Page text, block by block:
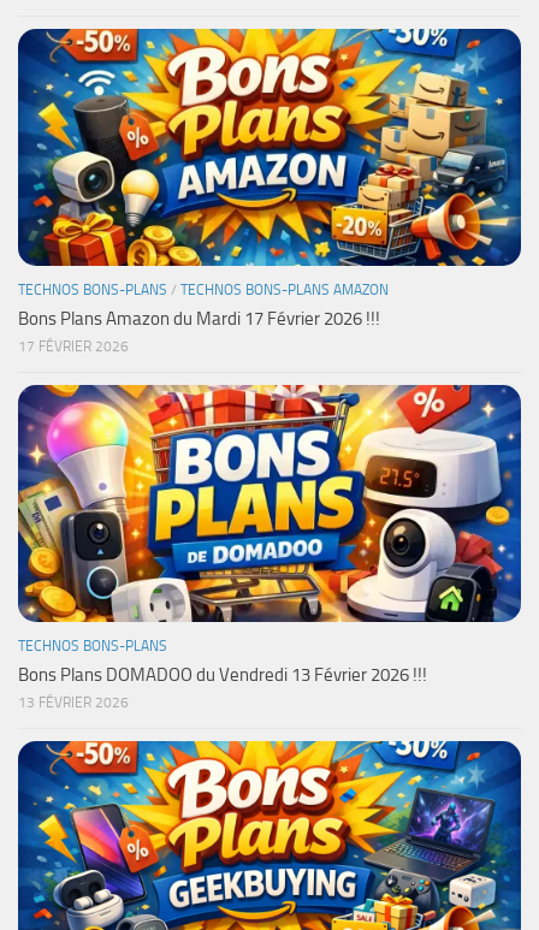
TECHNOS BONS-PLANS / TECHNOS BONS-PLANS AMAZON
Bons Plans Amazon du Mardi 17 Février 2026 !!!
17 FÉVRIER 2026
TECHNOS BONS-PLANS
Bons Plans DOMADOO du Vendredi 13 Février 2026 !!!
13 FÉVRIER 2026